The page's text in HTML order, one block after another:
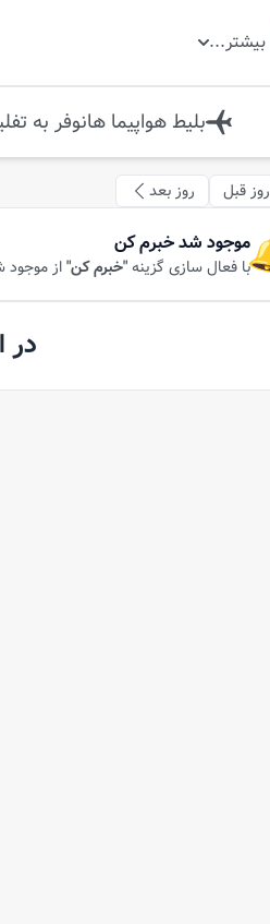
بیشتر...
بلیط هواپیما هانوفر به
روز قبل روز بعد
موجود شد خبرم کن
با فعال سازی گزینه"خبرم کن"از موجود
در